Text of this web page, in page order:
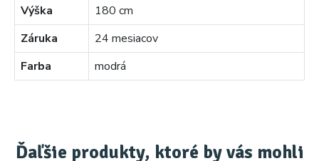
Výška
180 cm
Záruka
24 mesiacov
Farba
modrá
Ďaľšie produkty, ktoré by vás mohli